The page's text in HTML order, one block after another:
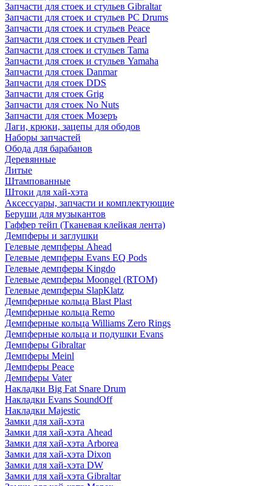
Запчасти для стоек и стульев Gibraltar
Запчасти для стоек и стульев PC Drums
Запчасти для стоек и стульев Peace
Запчасти для стоек и стульев Pearl
Запчасти для стоек и стульев Tama
Запчасти для стоек и стульев Yamaha
Запчасти для стоек Danmar
Запчасти для стоек DDS
Запчасти для стоек Grig
Запчасти для стоек No Nuts
Запчасти для стоек Мозеръ
Лаги, крюки, зацепы для ободов
Наборы запчастей
Обода для барабанов
Деревянные
Литые
Штампованные
Штоки для хай-хэта
Аксессуары, запчасти и комплектующие
Беруши для музыкантов
Гаффер тейп (Тканевая клейкая лента)
Демпферы и заглушки
Гелевые демпферы Ahead
Гелевые демпферы Evans EQ Pods
Гелевые демпферы Kingdo
Гелевые демпферы Moongel (RTOM)
Гелевые демпферы SlapKlatz
Демпферные кольца Blast Plast
Демпферные кольца Remo
Демпферные кольца Williams Zero Rings
Демпферные кольца и подушки Evans
Демпферы Gibraltar
Демпферы Meinl
Демпферы Peace
Демпферы Vater
Накладки Big Fat Snare Drum
Накладки Evans SoundOff
Накладки Majestic
Замки для хай-хэта
Замки для хай-хэта Ahead
Замки для хай-хэта Arborea
Замки для хай-хэта Dixon
Замки для хай-хэта DW
Замки для хай-хэта Gibraltar